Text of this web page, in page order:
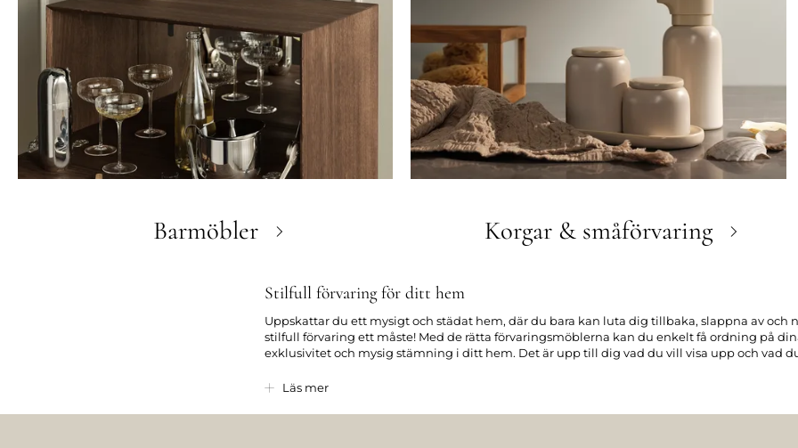
Barmöbler Korgar & småförvaring
Stilfull förvaring för ditt hem
Uppskattar du ett mysigt och städat hem, där du bara kan luta dig tillbaka, slappna av och
stilfull förvaring ett måste! Med de rätta förvaringsmöblerna kan du enkelt få ordning på
exklusivitet och mysig stämning i ditt hem. Det är upp till dig vad du vill visa upp och vad
Våra formgivare har gjort allt i sin jakt på nyskapande möbler, som kombinerar praktisk
designälskarna. Möblerna kombinerar en enstående funktionalitet med en exklusiv
Läs mer